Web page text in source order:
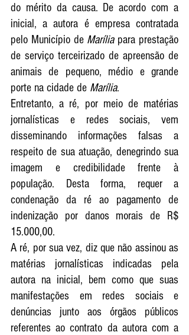
do mérito da causa. De acordo com a
inicial, a autora é empresa contratada
pelo Município de Marília para prestação
de serviço terceirizado de apreensão de
animais de pequeno, médio e grande
porte na cidade de Marília.
Entretanto, a ré, por meio de matérias
jornalísticas e redes sociais, vem
disseminando informações falsas a
respeito de sua atuação, denegrindo sua
imagem e credibilidade frente à
população. Desta forma, requer a
condenação da ré ao pagamento de
indenização por danos morais de R$
15.000,00.
A ré, por sua vez, diz que não assinou as
matérias jornalísticas indicadas pela
autora na inicial, bem como que suas
manifestações em redes sociais e
denúncias junto aos órgãos públicos
referentes ao contrato da autora com a